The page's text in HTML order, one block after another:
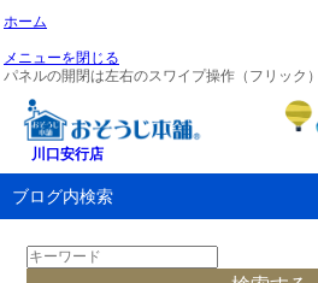
ホーム
メニューを閉じる
パネルの開閉は左右のスワイプ操作（フリック
川口安行店
ブログ内検索